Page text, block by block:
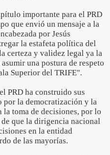
importante para el PRD
que envió un mensaje a la
por Jesús
la estafeta política del
certeza y validez legal ya la
una postura de respeto
Superior del TRIFE".
PRD ha construido sus
por la democratización y la
toma de decisiones, por lo
que la dirigencia nacional
en la entidad
de las mayorías.